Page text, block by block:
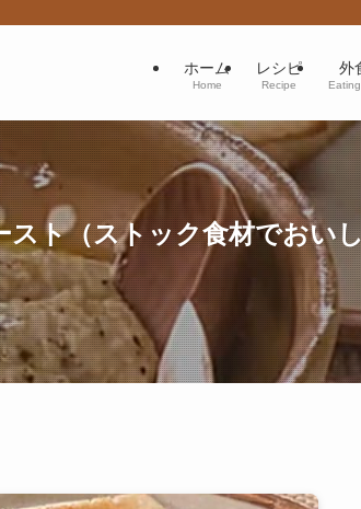
ホーム
Home
レシピ
Recipe
外
ト（ストック食材でおい